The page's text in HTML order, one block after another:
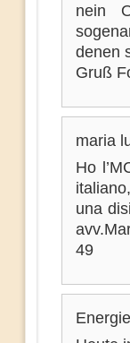
nein
denen
Gruß
maria
Ho
una
49